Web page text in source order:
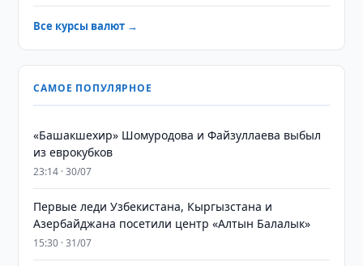
Все курсы валют →
САМОЕ ПОПУЛЯРНОЕ
«Башакшехир» Шомуродова и Файзуллаева выбыл
из еврокубков
23:14 · 30/07
Первые леди Узбекистана, Кыргызстана и
Азербайджана посетили центр «Алтын Балалык»
15:30 · 31/07